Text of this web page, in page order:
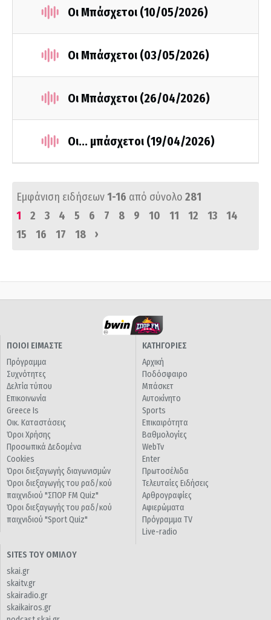
Οι Μπάσχετοι (10/05/2026)
Οι Μπάσχετοι (03/05/2026)
Οι Μπάσχετοι (26/04/2026)
Οι... μπάσχετοι (19/04/2026)
Εμφάνιση ειδήσεων1-16 από σύνολο 281
1
2 3 4 5 6 7 8 9 10 11 12 13
14
15
16 17 18 ›
ΠΟΙΟΙ ΕΙΜΑΣΤΕ
Πρόγραμμα
Συχνότητες
Δελτία τύπου
Επικοινωνία
Greece Is
Οικ. Καταστάσεις
Όροι Χρήσης
Προσωπικά Δεδομένα
Cookies
Όροι διεξαγωγής διαγωνισμών
Όροι διεξαγωγής του ραδ/κού
παιχνιδιού "ΣΠΟΡ FM Quiz"
Όροι διεξαγωγής του ραδ/κού
παιχνιδιού "Sport Quiz"
ΚΑΤΗΓΟΡΙΕΣ
Αρχική
Ποδόσφαιρο
Μπάσκετ
Αυτοκίνητο
Sports
Επικαιρότητα
Βαθμολογίες
WebTv
Enter
Πρωτοσέλιδα
Τελευταίες Ειδήσεις
Αρθρογραφίες
Αφιερώματα
Πρόγραμμα TV
Live-radio
SITES ΤΟΥ ΟΜΙΛΟΥ
skai.gr
skaitv.gr
skairadio.gr
skaikairos.gr